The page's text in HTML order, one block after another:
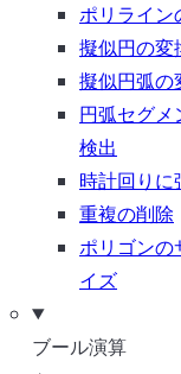
ポリライン
擬似円の変
擬似円弧の
円弧セグメ
検出
時計回りに
重複の削除
ポリゴンの
イズ
ブール演算